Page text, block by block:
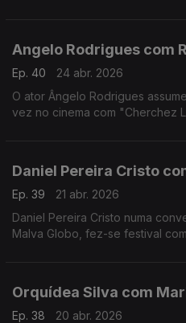
Angelo Rodrigues com
Ep. 40
24 abr. 2026
O ator Ângelo Rodrigues
vez no cinema com "Cherchez
Daniel Pereira Cristo
Ep. 39
21 abr. 2026
Daniel Pereira Cristo numa
Malva Globo, fez-se festival
Orquídea Silva com
Ep. 38
20 abr. 2026